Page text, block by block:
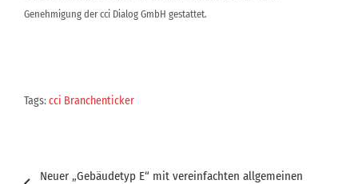
Genehmigung der cci Dialog GmbH gestattet.
Tags:cci Branchenticker
Beitragsnavigation
Neuer „Gebäudetyp E“ mit vereinfachten allgemeinen